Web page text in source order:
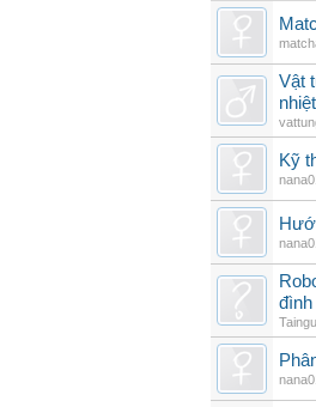
Vật
Kỹ
đình